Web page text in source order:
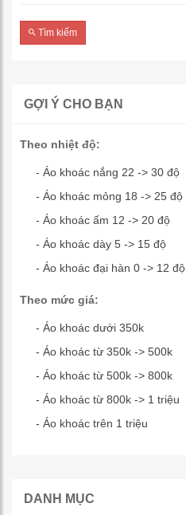
Tìm kiếm
GỢI Ý CHO BẠN
Theo nhiệt độ:
- Áo khoác nắng 22 -> 30 độ
- Áo khoác mỏng 18 -> 25 độ
- Áo khoác ấm 12 -> 20 độ
- Áo khoác dày 5 -> 15 độ
- Áo khoác đại hàn 0 -> 12 độ
Theo mức giá:
- Áo khoác dưới 350k
- Áo khoác từ 350k -> 500k
- Áo khoác từ 500k -> 800k
- Áo khoác từ 800k -> 1 triệu
- Áo khoác trên 1 triệu
DANH MỤC